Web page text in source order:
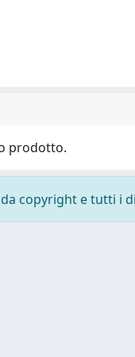
prodotto.
copyright e tutti i